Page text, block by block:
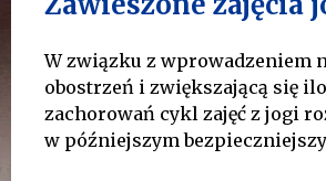
W związku z wprowadzeniem
obostrzeń i zwiększającą się
zachorowań cykl zajęć z jogi
w późniejszym